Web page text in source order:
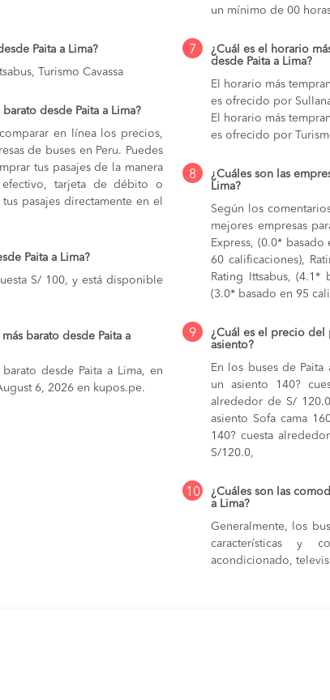
Paita a Lima?
Turismo Cavassa
desde Paita a Lima?
en línea los precios,
de buses en Peru. Puedes
tus pasajes de la manera
tarjeta de débito o
pasajes directamente en el
Paita a Lima?
S/ 100, y está disponible
barato desde Paita a
desde Paita a Lima, en
6, 2026 en kupos.pe.
un mínimo de 00
7
¿Cuál es el horario
desde Paita a Lima?
El horario más
es ofrecido por
El horario más
es ofrecido por
8
¿Cuáles son las
Lima?
Según los
mejores empresas
Express, (0.0*
60 calificaciones),
Rating Ittsabus, (4.1*
(3.0* basado en 95
9
¿Cuál es el precio del
asiento?
En los buses de Paita
un asiento 140?
alrededor de S/
asiento Sofa cama
140? cuesta
S/120.0,
10
¿Cuáles son las
a Lima?
Generalmente, los
características y
acondicionado,